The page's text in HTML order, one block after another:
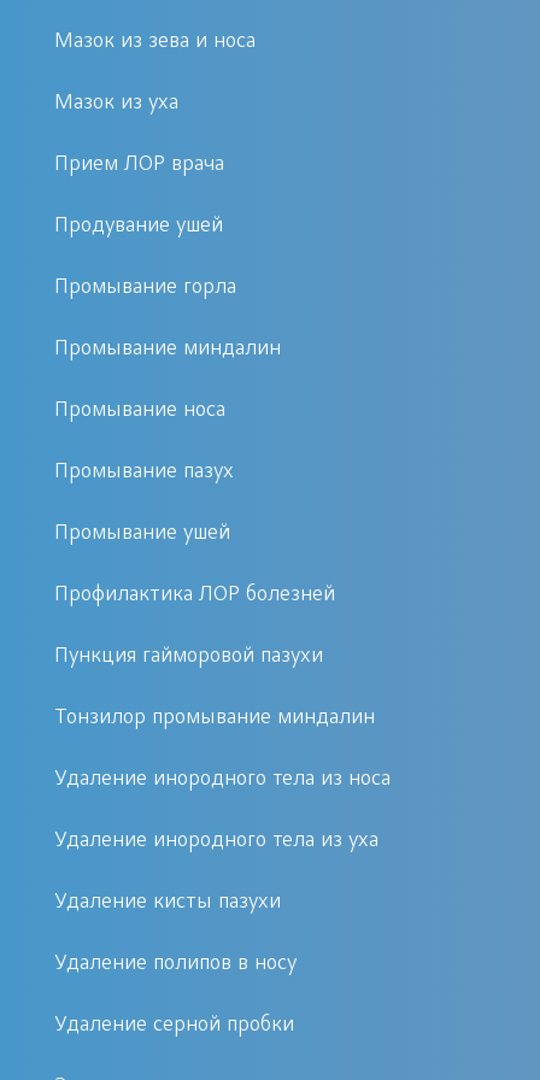
таковым являются лакуны –
проникающие глубоко внутрь небных
миндалин.
Если иммунитет у человека работает
сами по себе вскорости после того,
как будет устранено основное
заболевание.
очищается даже после того, как
следствие слабости собственных
защитных сил организма, а также
хроническую форму.
Что же касается непосредственно
ангины, то причина ее появления –
микроорганизмов на слизистую. Чаще
стрептококки,
грибы Кандида,
Мазок из зева и носа
Мазок из уха
Прием ЛОР врача
Продувание ушей
Промывание горла
Промывание миндалин
Промывание носа
Промывание пазух
Промывание ушей
Профилактика ЛОР болезней
Пункция гайморовой пазухи
Тонзилор промывание миндалин
Удаление инородного тела из носа
Удаление инородного тела из уха
Удаление кисты пазухи
Удаление полипов в носу
Удаление серной пробки